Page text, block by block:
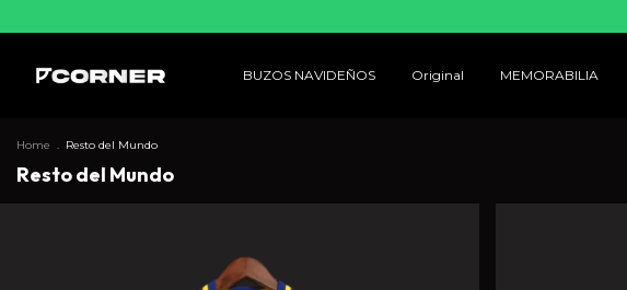
BUZOS NAVIDEÑOS Original MEMORABILIA
Home . Resto del Mundo
Resto del Mundo